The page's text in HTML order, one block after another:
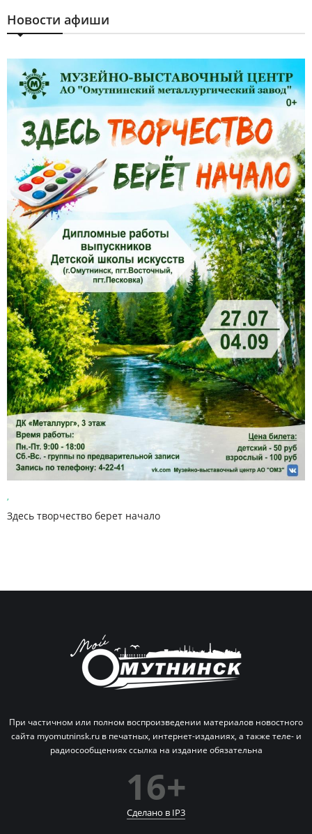
Новости афиши
,
Здесь творчество берет начало
При частичном или полном воспроизведении материалов новостного
сайта myomutninsk.ru в печатных, интернет-изданиях, а также теле- и
радиосообщениях ссылка на издание обязательна
16+
Сделано в IP3